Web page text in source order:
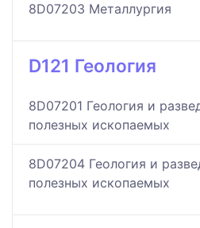
8D07203 Металлургия
D121 Геология
8D07201 Геология и
полезных ископаемых
8D07204 Геология и
полезных ископаемых